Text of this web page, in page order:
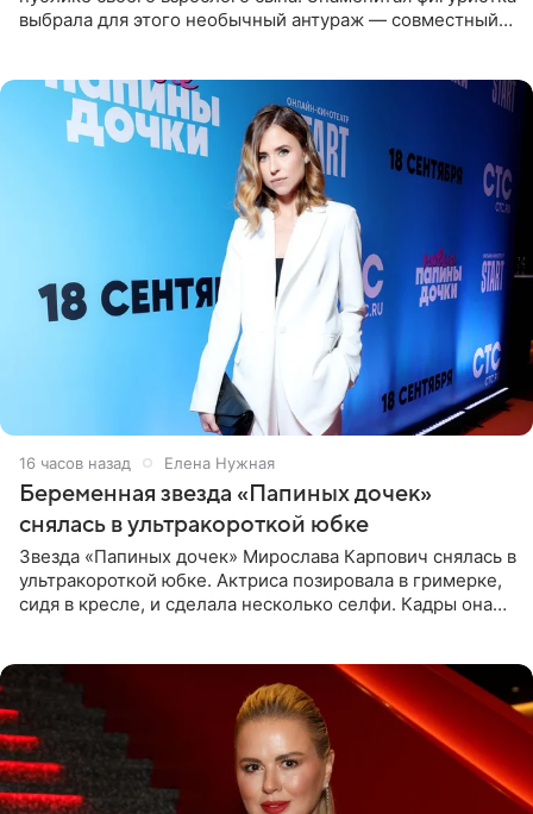
выбрала для этого необычный антураж — совместный
16 часов назад Елена Нужная
Беременная звезда «Папиных дочек»
снялась в ультракороткой юбке
Звезда «Папиных дочек» Мирослава Карпович снялась в
ультракороткой юбке. Актриса позировала в гримерке,
сидя в кресле, и сделала несколько селфи. Кадры она